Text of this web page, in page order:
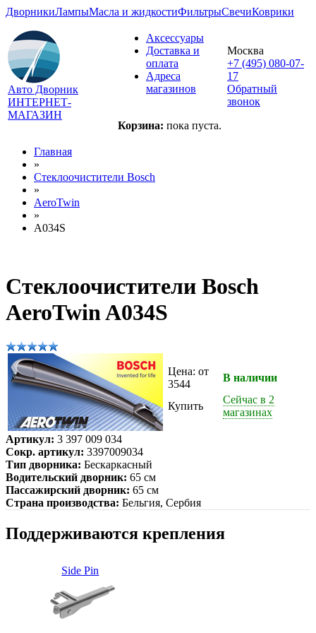
ДворникиЛампыМасла и жидкостиФильтрыСвечиКоврики
Авто Дворник
ИНТЕРНЕТ-
МАГАЗИН
Аксессуары
Доставка и
оплата
Адреса
магазинов
Корзина: пока пуста.
Москва
+7 (495) 080-07-
17
Обратный
звонок
Главная
»
Стеклоочистители Bosch
»
AeroTwin
»
A034S
Стеклоочистители Bosch
AeroTwin A034S
Цена: от
3544
В наличии
Купить
Сейчас в 2
магазинах
Артикул: 3 397 009 034
Сокр. артикул: 3397009034
Тип дворника: Бескаркасный
Водительский дворник: 65 см
Пассажирский дворник: 65 см
Страна производства: Бельгия, Сербия
Поддерживаются крепления
Side Pin